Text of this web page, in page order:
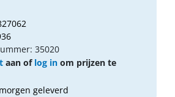
35020
aan of log in om prijzen te
geleverd